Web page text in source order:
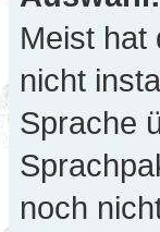
Meist hat
nicht
Sprache
noch